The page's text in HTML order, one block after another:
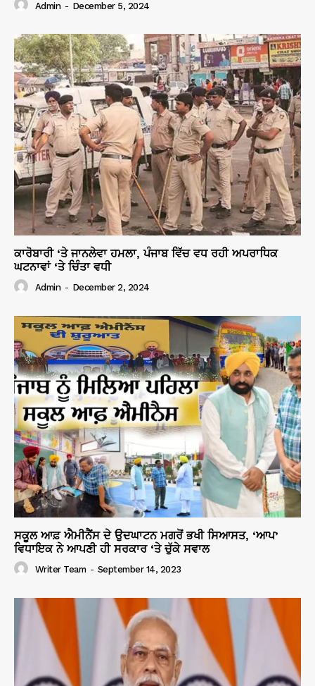
Admin - December 5, 2024
ਕਾਰੋਬਾਰੀ ‘ਤੇ ਜਾਨਲੇਵਾ ਹਮਲਾ, ਪੰਜਾਬ ਵਿੱਚ ਵਧ ਰਹੀ ਅਪਰਾਧਿਕ
ਘਟਨਾਵਾਂ ‘ਤੇ ਚਿੰਤਾ ਵਧੀ
Admin - December 2, 2024
ਸਕੂਲ ਆਫ਼ ਐਮੀਨੈਂਸ ਦੇ ਉਦਘਾਟਨ ਮਗਰੋਂ ਭਖੀ ਸਿਆਸਤ, ‘ਆਪ’
ਵਿਧਾਇਕ ਨੇ ਆਪਣੀ ਹੀ ਸਰਕਾਰ ‘ਤੇ ਚੁੱਕੇ ਸਵਾਲ
Writer Team - September 14, 2023